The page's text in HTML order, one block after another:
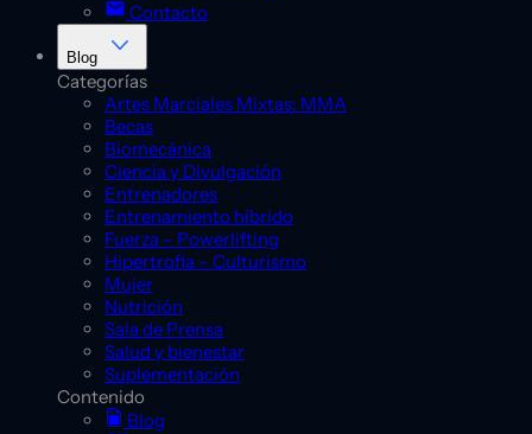
Contacto
Blog
Categorías
Artes Marciales Mixtas: MMA
Becas
Biomecánica
Ciencia y Divulgación
Entrenadores
Entrenamiento híbrido
Fuerza – Powerlifting
Hipertrofia – Culturismo
Mujer
Nutrición
Sala de Prensa
Salud y bienestar
Suplementación
Contenido
Blog